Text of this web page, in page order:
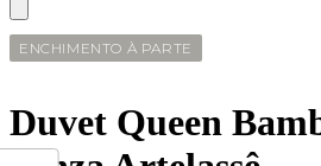
ENCHIMENTO À PARTE
Duvet Queen